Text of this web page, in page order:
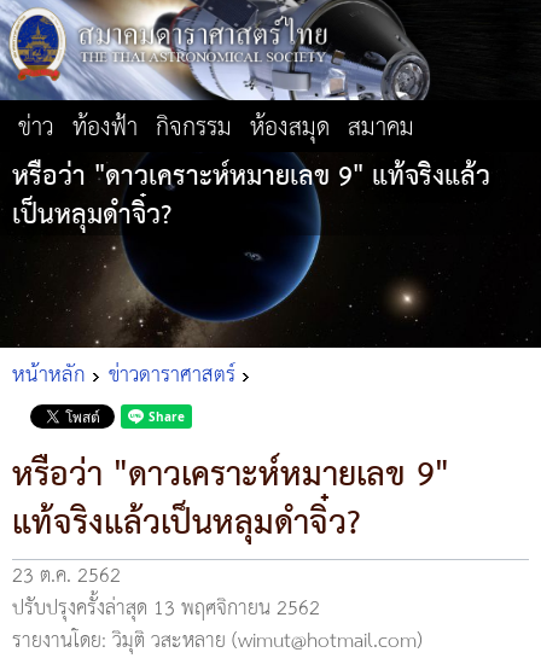
ข่าว ท้องฟ้า กิจกรรม ห้องสมุด สมาคม
หรือว่า "ดาวเคราะห์หมายเลข 9" แท้จริงแล้ว
เป็นหลุมดำจิ๋ว?
หน้าหลัก ข่าวดาราศาสตร์
หรือว่า "ดาวเคราะห์หมายเลข 9"
แท้จริงแล้วเป็นหลุมดำจิ๋ว?
23 ต.ค. 2562
ปรับปรุงครั้งล่าสุด 13 พฤศจิกายน 2562
รายงานโดย: วิมุติ วสะหลาย (wimut@hotmail.com)